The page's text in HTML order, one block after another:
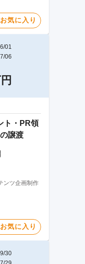
お気に入り
01
06
ト・PR領
譲渡
ンツ企画制作
お気に入り
30